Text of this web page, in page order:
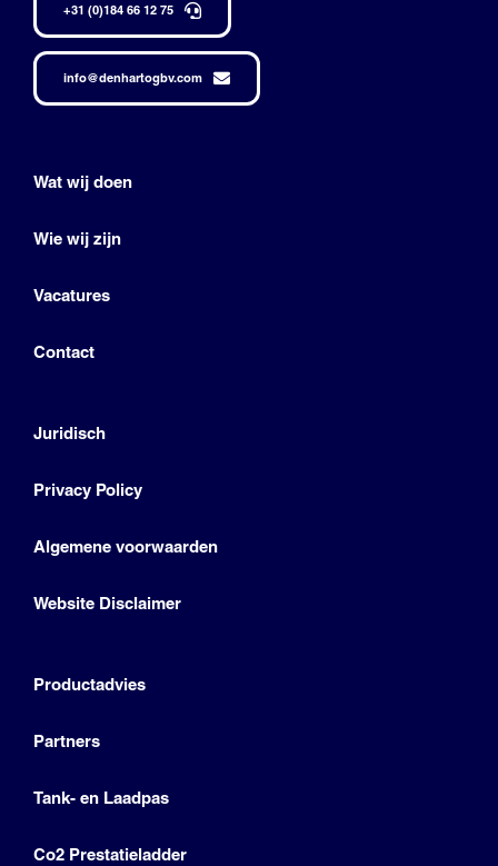
+31 (0)184 66 12 75
info@denhartogbv.com
Wat wij doen
Wie wij zijn
Vacatures
Contact
Juridisch
Privacy Policy
Algemene voorwaarden
Website Disclaimer
Productadvies
Partners
Tank- en Laadpas
Co2 Prestatieladder